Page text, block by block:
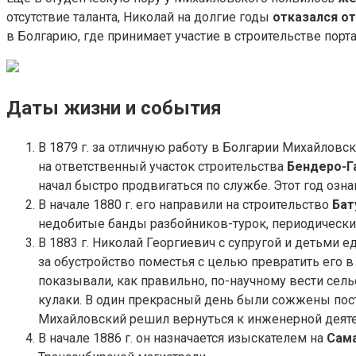
отсутствие таланта, Николай на долгие годы отказался
в Болгарию, где принимает участие в строительстве
Даты жизни и события
В 1879 г. за отличную работу в Болгарии
на ответственный участок строительства Бендеро-
начал быстро продвигаться по службе. Этот год
В начале 1880 г. его направили на строительство
недобитые банды разбойников-турок,
В 1883 г. Николай Георгиевич с супругой и детьми
за обустройство поместья с целью превратить его
показывали, как правильно, по-научному вести
кулаки. В один прекрасный день были сожжены
Михайловский решил вернуться к инженерной
В начале 1886 г. он назначается изыскателем на